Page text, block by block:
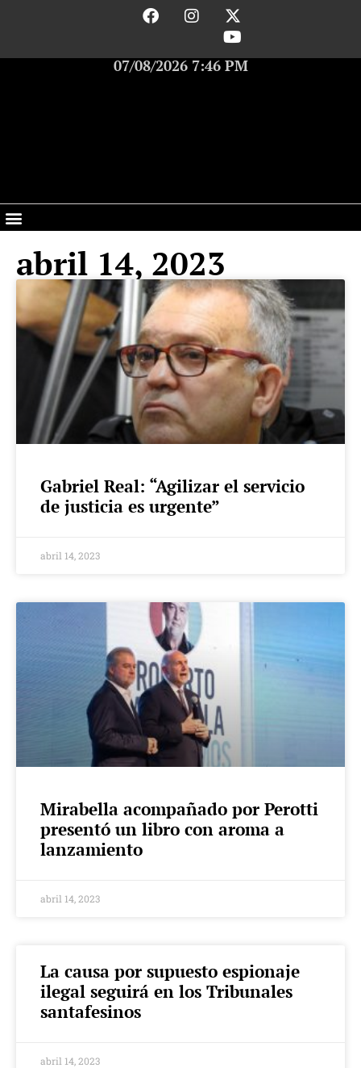
07/08/2026 7:46 PM
abril 14, 2023
Gabriel Real: “Agilizar el servicio
de justicia es urgente”
abril 14, 2023
Mirabella acompañado por Perotti
presentó un libro con aroma a
lanzamiento
abril 14, 2023
La causa por supuesto espionaje
ilegal seguirá en los Tribunales
santafesinos
abril 14, 2023